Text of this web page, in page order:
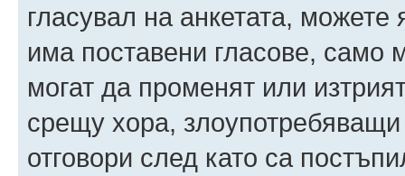
гласувал на анкетата,
има поставени гласове, само
могат да променят или
срещу хора,
отговори след като са